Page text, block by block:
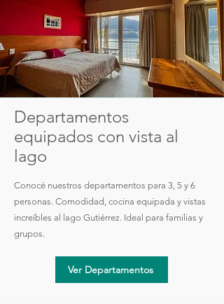
Departamentos
equipados con vista al
lago
Conocé nuestros departamentos para 3, 5 y 6
personas. Comodidad, cocina equipada y vistas
increíbles al lago Gutiérrez. Ideal para familias y
grupos.
Ver Departamentos